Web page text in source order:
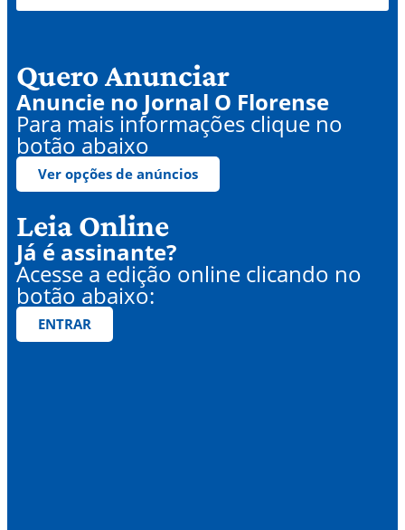
Quero Anunciar
Anuncie no Jornal O Florense
Para mais informações clique no
botão abaixo
Ver opções de anúncios
Leia Online
Já é assinante?
Acesse a edição online clicando no
botão abaixo:
ENTRAR